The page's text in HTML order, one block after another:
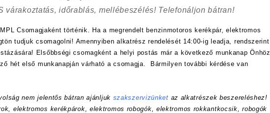
várakoztatás, időrablás, mellébeszélés! Telefonáljon bátran!
Csomagjaként történik. Ha a megrendelt benzinmotoros kerékpár, elektromos
tudjuk csomagolni! Amennyiben alkatrész rendelését 14:00-ig leadja, rendszerint
Elsőbbségi csomagként a helyi postás már a következő munkanap Önhöz
hét első munkanapján várható a csomagja. Bármilyen további kérdése van
nem jelentős bátran ajánljuk szakszervizünket az alkatrészek beszereléshez!
elektromos kerékpárok, elektromos robogók, elektromos rokkantkocsik, robogók